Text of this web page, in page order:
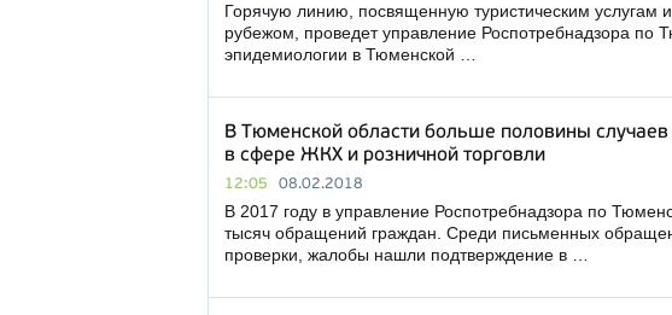
Горячую линию, посвященную туристическим услугам
рубежом, проведет управление Роспотребнадзора по
эпидемиологии в Тюменской …
В Тюменской области больше половины
в сфере ЖКХ и розничной торговли
12:05 08.02.2018
В 2017 году в управление Роспотребнадзора по
тысяч обращений граждан. Среди письменных
проверки, жалобы нашли подтверждение в …